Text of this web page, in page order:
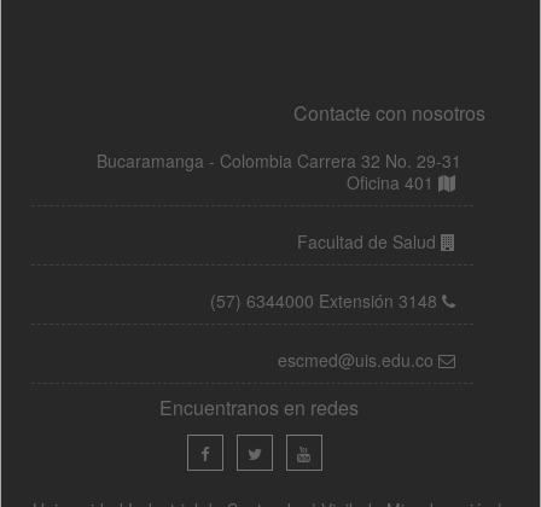
Contacte con nosotros
Bucaramanga - Colombia Carrera 32 No. 29-31
Oficina 401
Facultad de Salud
(57) 6344000 Extensión 3148
escmed@uis.edu.co
Encuentranos en redes